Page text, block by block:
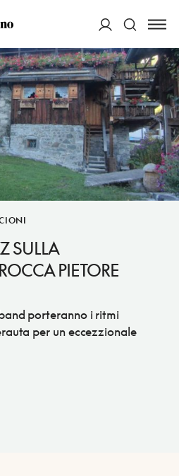
Cerca
SULLA
PIETORE
porteranno i ritmi
per un eccezzionale